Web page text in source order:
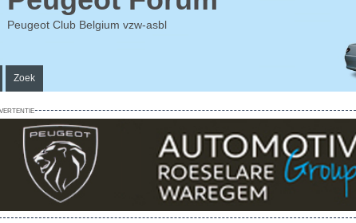
Peugeot Club Belgium vzw-asbl
Zoek